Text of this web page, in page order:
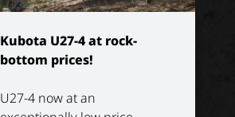
Kubota U27-4 at rock-
bottom prices!
U27-4 now at an